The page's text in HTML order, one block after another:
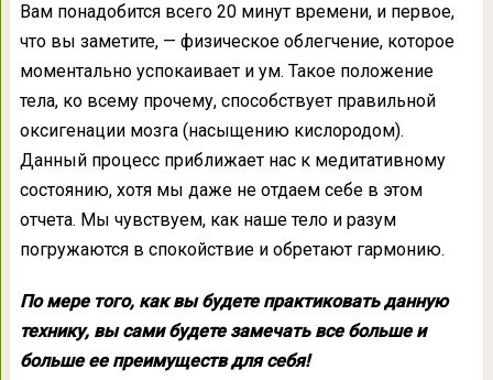
Вам понадобится всего 20 минут времени, и первое,
что вы заметите, — физическое облегчение, которое
моментально успокаивает и ум. Такое положение
тела, ко всему прочему, способствует правильной
оксигенации мозга (насыщению кислородом).
Данный процесс приближает нас к медитативному
состоянию, хотя мы даже не отдаем себе в этом
отчета. Мы чувствуем, как наше тело и разум
погружаются в спокойствие и обретают гармонию.
По мере того, как вы будете практиковать данную
технику, вы сами будете замечать все больше и
больше ее преимуществ для себя!